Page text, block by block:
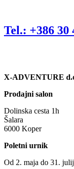
Tel.: +386 30
X-ADVENTURE
Prodajni salon
Dolinska cesta 1h
Šalara
6000 Koper
Poletni urnik
Od 2. maja do 31.